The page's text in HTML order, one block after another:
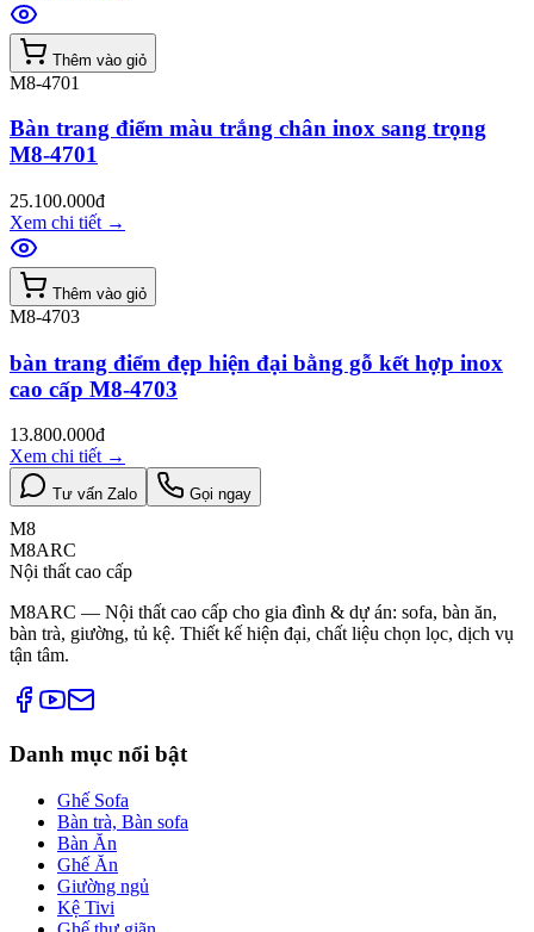
Thêm vào giỏ
M8-4701
Bàn trang điểm màu trắng chân inox sang trọng
M8-4701
25.100.000đ
Xem chi tiết →
Thêm vào giỏ
M8-4703
bàn trang điểm đẹp hiện đại bằng gỗ kết hợp inox
cao cấp M8-4703
13.800.000đ
Xem chi tiết →
Tư vấn Zalo Gọi ngay
M8
M8ARC
Nội thất cao cấp
M8ARC — Nội thất cao cấp cho gia đình & dự án: sofa, bàn ăn,
bàn trà, giường, tủ kệ. Thiết kế hiện đại, chất liệu chọn lọc, dịch vụ
tận tâm.
Danh mục nổi bật
Ghế Sofa
Bàn trà, Bàn sofa
Bàn Ăn
Ghế Ăn
Giường ngủ
Kệ Tivi